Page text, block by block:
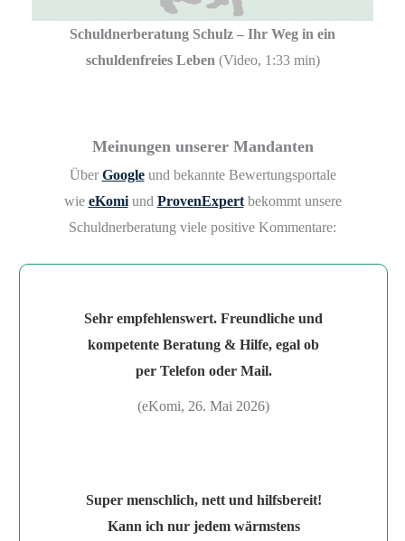
Schuldnerberatung Schulz – Ihr Weg in ein
schuldenfreies Leben (Video, 1:33 min)
Meinungen unserer Mandanten
Über Googleund bekannte Bewertungsportale
wie eKomiund ProvenExpertbekommt unsere
Schuldnerberatung viele positive Kommentare:
Sehr empfehlenswert. Freundliche und
kompetente Beratung & Hilfe, egal ob
per Telefon oder Mail.
(eKomi, 26. Mai 2026)
Super menschlich, nett und hilfsbereit!
Kann ich nur jedem wärmstens